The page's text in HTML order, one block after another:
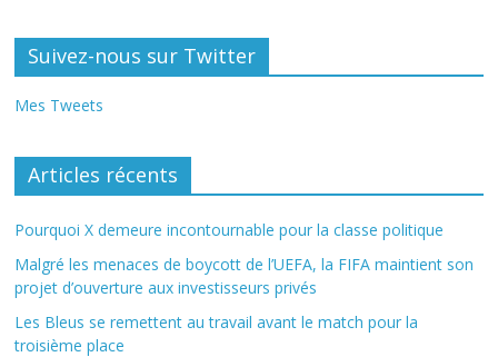
Suivez-nous sur Twitter
Mes Tweets
Articles récents
Pourquoi X demeure incontournable pour la classe politique
Malgré les menaces de boycott de l’UEFA, la FIFA maintient son
projet d’ouverture aux investisseurs privés
Les Bleus se remettent au travail avant le match pour la
troisième place